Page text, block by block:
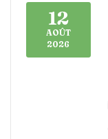
12
AOÛT
2026